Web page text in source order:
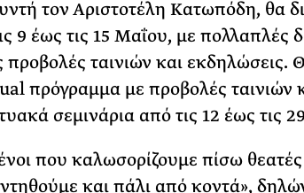
τον Αριστοτέλη Κατωπόδη, θα
9 έως τις 15 Μαΐου, με πολλαπλές
προβολές ταινιών και εκδηλώσεις.
πρόγραμμα με προβολές ταινιών
σεμινάρια από τις 12 έως τις
που καλωσορίζουμε πίσω
και πάλι από κοντά»,
Ακόμη Αρχίσει
ΡΙΑ ΣΠΥΡΟΥ